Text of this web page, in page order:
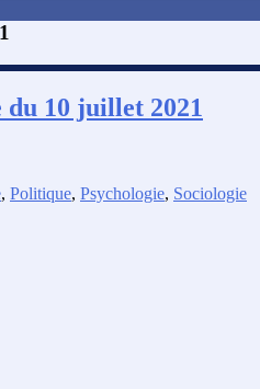
du 10 juillet 2021
, Politique, Psychologie, Sociologie